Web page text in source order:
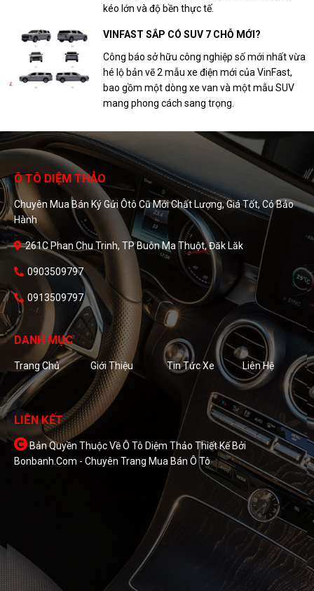
kéo lớn và độ bền thực tế.
VINFAST SẮP CÓ SUV 7 CHỖ MỚI?
Công báo sở hữu công nghiệp số mới nhất vừa
hé lộ bản vẽ 2 mẫu xe điện mới của VinFast,
bao gồm một dòng xe van và một mẫu SUV
mang phong cách sang trọng.
Ô TÔ DIỆM THẢO
Chuyên Mua Bán Ký Gửi Ôtô Cũ Mới Chất Lượng, Giá Tốt, Có Bảo
Hành
261C Phan Chu Trinh, TP Buôn Ma Thuột, Đăk Lăk
0903509797
0913509797
DANH MỤC
Trang Chủ Giới Thiệu Tin Tức Xe Liên Hệ
LIÊN KẾT
Bản Quyền Thuộc Về Ô Tô Diệm Thảo Thiết Kế Bởi
Bonbanh.com - Chuyên Trang Mua Bán Ô Tô